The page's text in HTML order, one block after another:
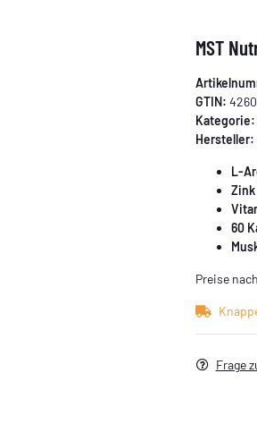
MST
GTIN:
Kategorie:
Hersteller:
L-
Zink
60
Preise
Frage